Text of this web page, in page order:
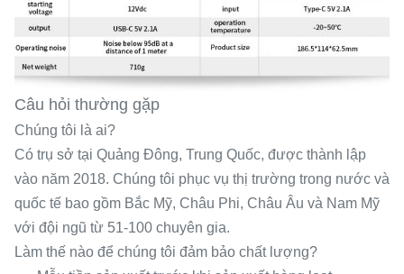
Câu hỏi thường gặp
Chúng tôi là ai?
Có trụ sở tại Quảng Đông, Trung Quốc, được thành lập
vào năm 2018. Chúng tôi phục vụ thị trường trong nước và
quốc tế bao gồm Bắc Mỹ, Châu Phi, Châu Âu và Nam Mỹ
với đội ngũ từ 51-100 chuyên gia.
Làm thế nào để chúng tôi đảm bảo chất lượng?